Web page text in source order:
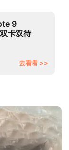
9
卡双待
去看看 >>